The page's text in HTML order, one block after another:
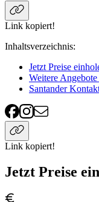
Link kopiert!
Inhaltsverzeichnis:
Jetzt Preise
Weitere
Santander
Link kopiert!
Jetzt Preise